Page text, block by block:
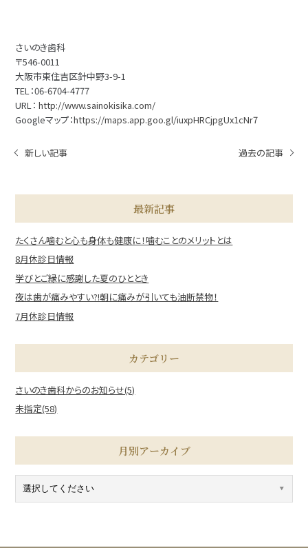
さいのき歯科
〒546-0011
大阪市東住吉区針中野3-9-1
TEL：06-6704-4777
URL：http://www.sainokisika.com/
Googleマップ：https://maps.app.goo.gl/iuxpHRCjpgUx1cNr7
新しい記事 過去の記事
最新記事
たくさん噛むと心も身体も健康に！噛むことのメリットとは
8月休診日情報
学びとご縁に感謝した夏のひととき
夜は歯が痛みやすい?!朝に痛みが引いても油断禁物！
7月休診日情報
カテゴリー
さいのき歯科からのお知らせ(5)
未指定(58)
月別アーカイブ